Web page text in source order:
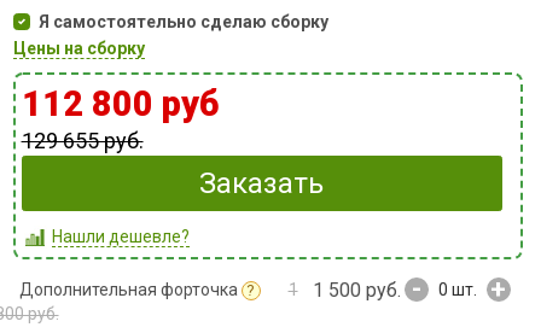
Я самостоятельно сделаю сборку
Цены на сборку
112 800 руб
129 655 руб.
Заказать
Нашли дешевле?
Дополнительная форточка ?
1
руб.
1 500 руб. - 0 шт. +